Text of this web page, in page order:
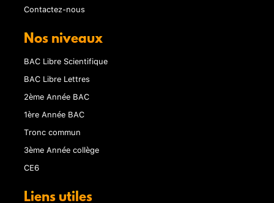
Contactez-nous
Nos niveaux
BAC Libre Scientifique
BAC Libre Lettres
2ème Année BAC
1ère Année BAC
Tronc commun
3ème Année collège
CE6
Liens utiles